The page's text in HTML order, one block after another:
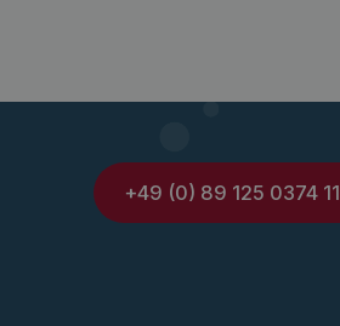
+49 (0) 89 125 0374 11